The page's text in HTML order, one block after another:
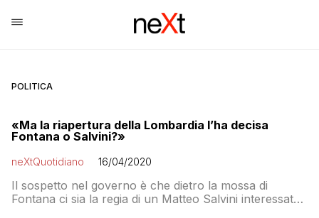
POLITICA
«Ma la riapertura della Lombardia l’ha decisa
Fontana o Salvini?»
neXtQuotidiano 16/04/2020
Il sospetto nel governo è che dietro la mossa di
Fontana ci sia la regia di un Matteo Salvini interessato